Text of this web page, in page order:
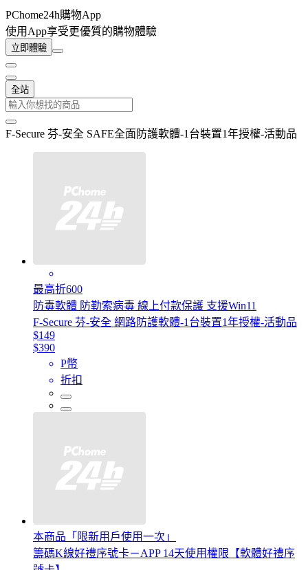
PChome24h購物App
使用App享受更優質的購物體驗
立即體驗
全站
F-Secure 芬-安全 SAFE全面防護軟體-1台裝置1年授權-活動品
最高折600
防毒軟體 防勒索病毒 線上付款保護 支援Win11
F-Secure 芬-安全 網路防護軟體-1台裝置1年授權-活動品
$149
$390
P幣
折扣
本商品「限新用戶使用一次」
籌碼K線好禮序號卡－APP 14天使用權限【軟體好禮序